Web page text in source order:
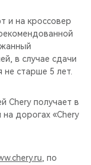
и на кроссовер
в случае сдачи
не старше 5 лет.
Chery получает в
дорогах «Chery
, по